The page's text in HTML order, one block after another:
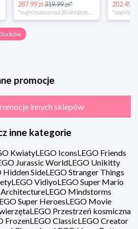
287.99 zł319.99 zł*
*najniższa cena z 30 dni przed obniżką
202.49 zł
promocje
innych sklepów
inne kategorie
KwiatyLEGO IconsLEGO Friends
Jurassic WorldLEGO Unikitty
Hidden SideLEGO Stranger Things
LEGO VidiyoLEGO Super Mario
ArchitectureLEGO Mindstorms
Super HeroesLEGO Movie
LEGO Przestrzeń kosmiczna
FrozenLEGO ClassicLEGO Creator